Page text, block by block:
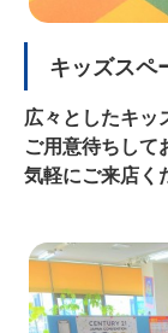
キッズスペ
広々としたキッ
ご用意待ちして
気軽にご来店く